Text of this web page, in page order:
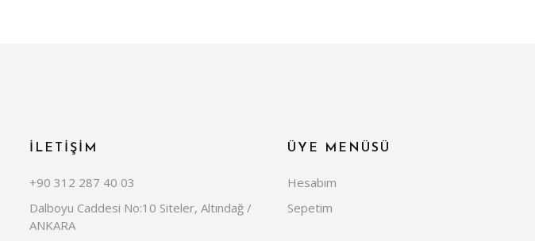
İLETİŞİM
+90 312 287 40 03
Dalboyu Caddesi No:10 Siteler, Altındağ /
ANKARA
ÜYE MENÜSÜ
Hesabım
Sepetim